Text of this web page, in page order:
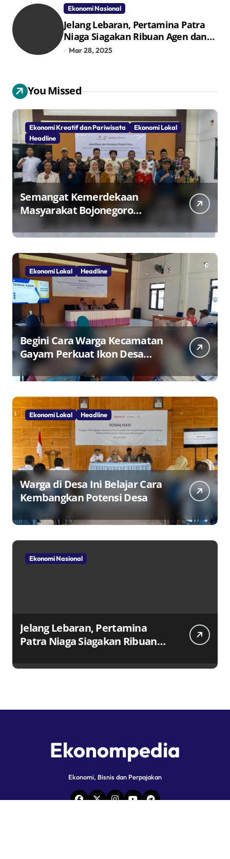
Ekonomi Nasional
Jelang Lebaran, Pertamina Patra
Niaga Siagakan Ribuan Agen dan
Pangkalan LPG 3 Kg
Mar 28, 2025
You Missed
Ekonomi Kreatif dan Pariwisata
Ekonomi Lokal
Headline
Semangat Kemerdekaan
Masyarakat Bojonegoro
Bangun Desa Mandiri Ekonomi
Ekonomi Lokal Headline
Begini Cara Warga Kecamatan
Gayam Perkuat Ikon Desa
Penggerak Ekonomi Lokal
Melalui TPID
Ekonomi Lokal Headline
Warga di Desa Ini Belajar Cara
Kembangkan Potensi Desa
Ekonomi Nasional
Jelang Lebaran, Pertamina
Patra Niaga Siagakan Ribuan
Ekonompedia
Ekonomi, Bisnis dan Perpajakan